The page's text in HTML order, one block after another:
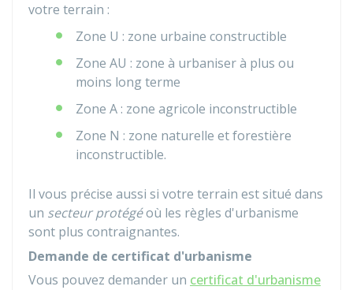
votre terrain :
Zone U : zone urbaine constructible
Zone AU : zone à urbaniser à plus ou
moins long terme
Zone A : zone agricole inconstructible
Zone N : zone naturelle et forestière
inconstructible.
Il vous précise aussi si votre terrain est situé dans
un secteur protégéoù les règles d'urbanisme
sont plus contraignantes.
Demande de certificat d'urbanisme
Vous pouvez demander un certificat d'urbanisme